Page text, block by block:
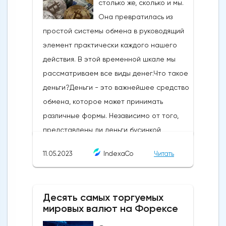
11.05.2023 IndexaCo Читать
Десять самых торгуемых
мировых валют на Форексе